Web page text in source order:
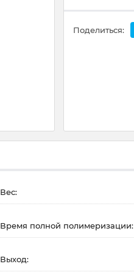
Поделиться:
Вес:
Время полной полимеризации:
Выход: